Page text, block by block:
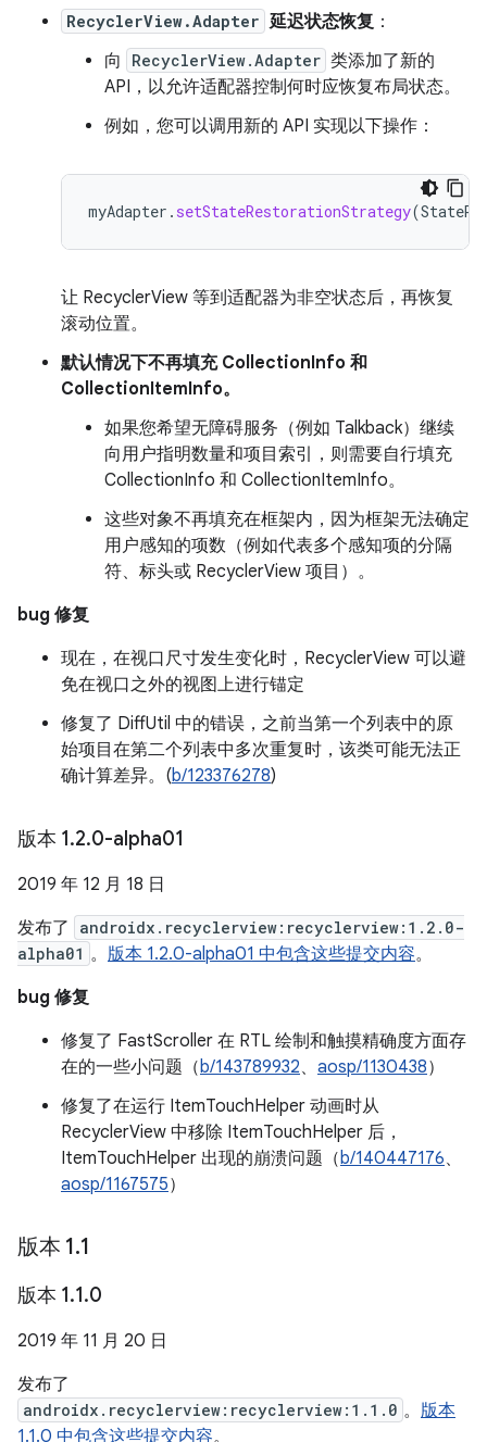
RecyclerView.Adapter 延迟状态恢复 ：
向
RecyclerView.Adapter 类添加了新的
API，以允许适配器控制何时应恢复布局状态。
例如，您可以调用新的 API 实现以下操作：
myAdapter . setStateRestorationStrategy(
让 RecyclerView 等到适配器为非空状态后，再恢复
滚动位置。
默认情况下不再填充 CollectionInfo 和
CollectionItemInfo。
如果您希望无障碍服务（例如 Talkback）继续
向用户指明数量和项目索引，则需要自行填充
CollectionInfo 和 CollectionItemInfo。
这些对象不再填充在框架内，因为框架无法确定
用户感知的项数（例如代表多个感知项的分隔
符、标头或 RecyclerView 项目）。
bug 修复
现在，在视口尺寸发生变化时，RecyclerView 可以避
免在视口之外的视图上进行锚定
修复了 DiffUtil 中的错误，之前当第一个列表中的原
始项目在第二个列表中多次重复时，该类可能无法正
确计算差异。(b/123376278)
版本 1.2.0-alpha01
2019 年 12 月 18 日
发布了
androidx.recyclerview:recyclerview:1.2.0-
alpha01 。 版本 1.2.0-alpha01 中包含这些提交内容。
bug 修复
修复了 FastScroller 在 RTL 绘制和触摸精确度方面存
在的一些小问题（b/143789932、 aosp/1130438）
修复了在运行 ItemTouchHelper 动画时从
RecyclerView 中移除 ItemTouchHelper 后，
ItemTouchHelper 出现的崩溃问题（b/140447176、
aosp/1167575）
版本 1.1
版本 1.1.0
2019 年 11 月 20 日
发布了
androidx.recyclerview:recyclerview:1.1.0 。 版本
1.1.0 中包含这些提交内容。